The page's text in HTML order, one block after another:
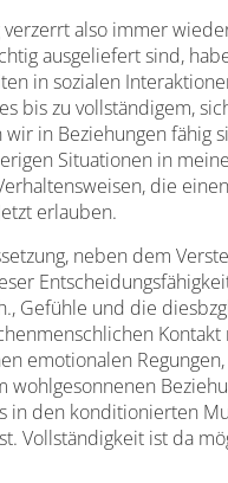
also immer
ausgeliefert sind,
in sozialen
bis zu vollständigem,
in Beziehungen fähig
Situationen in
die
erlauben.
neben dem
Gefühle und die
emotionalen
in den konditionierten
Vollständigkeit ist da